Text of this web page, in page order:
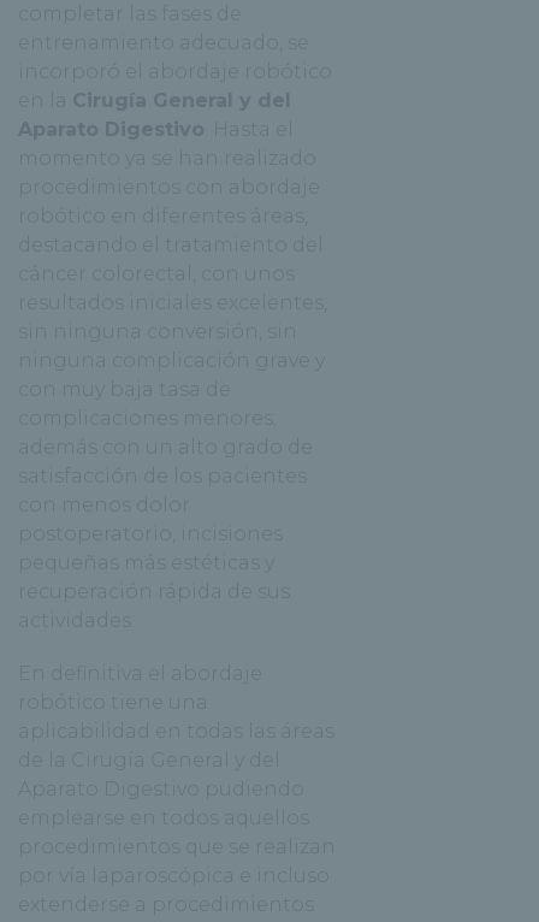
completar las fases de
entrenamiento adecuado, se
incorporó el abordaje robótico
en la Cirugía General y del
Aparato Digestivo . Hasta el
momento ya se han realizado
procedimientos con abordaje
robótico en diferentes áreas,
destacando el tratamiento del
cáncer colorectal, con unos
resultados iniciales excelentes,
sin ninguna conversión, sin
ninguna complicación grave y
con muy baja tasa de
complicaciones menores;
además con un alto grado de
satisfacción de los pacientes
con menos dolor
postoperatorio, incisiones
pequeñas más estéticas y
recuperación rápida de sus
actividades.
En definitiva el abordaje
robótico tiene una
aplicabilidad en todas las áreas
de la Cirugía General y del
Aparato Digestivo pudiendo
emplearse en todos aquellos
procedimientos que se realizan
por vía laparoscópica e incluso
extenderse a procedimientos